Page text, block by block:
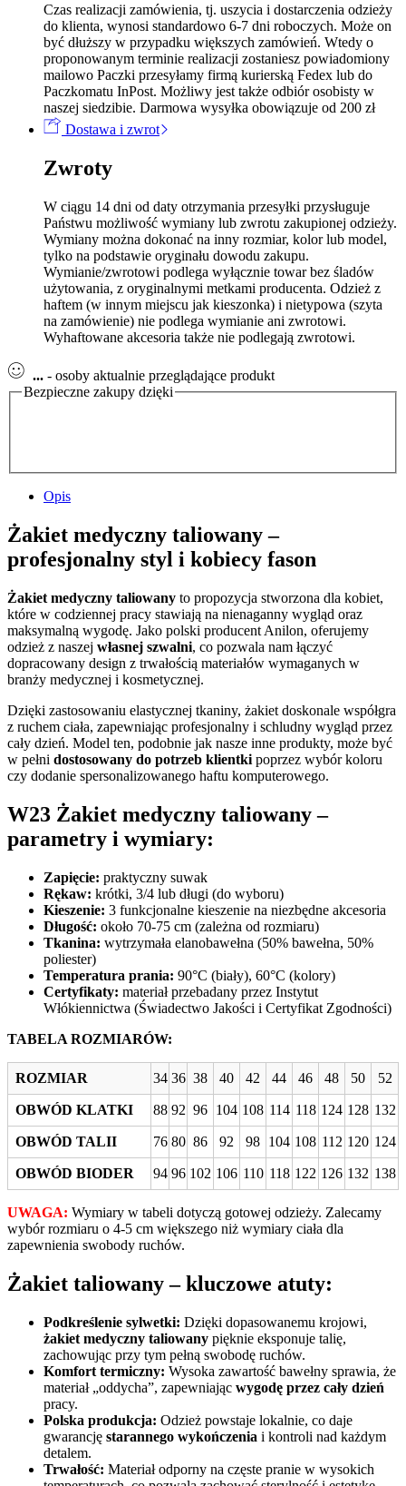
Czas realizacji zamówienia, tj. uszycia i dostarczenia odzieży
do klienta, wynosi standardowo 6-7 dni roboczych. Może on
być dłuższy w przypadku większych zamówień. Wtedy o
proponowanym terminie realizacji zostaniesz powiadomiony
mailowo Paczki przesyłamy firmą kurierską Fedex lub do
Paczkomatu InPost. Możliwy jest także odbiór osobisty w
naszej siedzibie. Darmowa wysyłka obowiązuje od 200 zł
Dostawa i zwrot
Zwroty
W ciągu 14 dni od daty otrzymania przesyłki przysługuje
Państwu możliwość wymiany lub zwrotu zakupionej odzieży.
Wymiany można dokonać na inny rozmiar, kolor lub model,
tylko na podstawie oryginału dowodu zakupu.
Wymianie/zwrotowi podlega wyłącznie towar bez śladów
użytowania, z oryginalnymi metkami producenta. Odzież z
haftem (w innym miejscu jak kieszonka) i nietypowa (szyta
na zamówienie) nie podlega wymianie ani zwrotowi.
Wyhaftowane akcesoria także nie podlegają zwrotowi.
... - osoby aktualnie przeglądające produkt
Bezpieczne zakupy dzięki
Opis
Żakiet medyczny taliowany –
profesjonalny styl i kobiecy fason
Żakiet medyczny taliowany to propozycja stworzona dla kobiet,
które w codziennej pracy stawiają na nienaganny wygląd oraz
maksymalną wygodę. Jako polski producent Anilon, oferujemy
odzież z naszej własnej szwalni, co pozwala nam łączyć
dopracowany design z trwałością materiałów wymaganych w
branży medycznej i kosmetycznej.
Dzięki zastosowaniu elastycznej tkaniny, żakiet doskonale współgra
z ruchem ciała, zapewniając profesjonalny i schludny wygląd przez
cały dzień. Model ten, podobnie jak nasze inne produkty, może być
w pełni dostosowany do potrzeb klientki poprzez wybór koloru
czy dodanie spersonalizowanego haftu komputerowego.
W23 Żakiet medyczny taliowany –
parametry i wymiary:
Zapięcie: praktyczny suwak
Rękaw: krótki, 3/4 lub długi (do wyboru)
Kieszenie: 3 funkcjonalne kieszenie na niezbędne akcesoria
Długość: około 70-75 cm (zależna od rozmiaru)
Tkanina: wytrzymała elanobawełna (50% bawełna, 50%
poliester)
Temperatura prania: 90°C (biały), 60°C (kolory)
Certyfikaty: materiał przebadany przez Instytut
Włókiennictwa (Świadectwo Jakości i Certyfikat Zgodności)
TABELA ROZMIARÓW:
ROZMIAR 34 36 38 40 42 44 46 48 50 52
OBWÓD KLATKI 88 92 96 104 108 114 118 124 128 132
OBWÓD TALII 76 80 86 92 98 104 108 112 120 124
OBWÓD BIODER 94 96 102 106 110 118 122 126 132 138
UWAGA: Wymiary w tabeli dotyczą gotowej odzieży. Zalecamy
wybór rozmiaru o 4-5 cm większego niż wymiary ciała dla
zapewnienia swobody ruchów.
Żakiet taliowany – kluczowe atuty:
Podkreślenie sylwetki: Dzięki dopasowanemu krojowi,
żakiet medyczny taliowany pięknie eksponuje talię,
zachowując przy tym pełną swobodę ruchów.
Komfort termiczny: Wysoka zawartość bawełny sprawia, że
materiał „oddycha”, zapewniając wygodę przez cały dzień
pracy.
Polska produkcja: Odzież powstaje lokalnie, co daje
gwarancję starannego wykończenia i kontroli nad każdym
detalem.
Trwałość: Materiał odporny na częste pranie w wysokich